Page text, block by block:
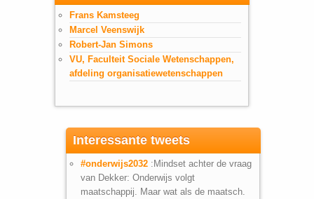
Frans Kamsteeg
Marcel Veenswijk
Robert-Jan Simons
VU, Faculteit Sociale Wetenschappen,
afdeling organisatiewetenschappen
Interessante tweets
#onderwijs2032 :Mindset achter de vraag
van Dekker: Onderwijs volgt
maatschappij. Maar wat als de maatsch.